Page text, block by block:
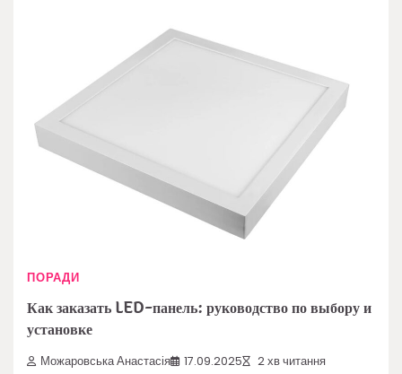
ПОРАДИ
Как заказать LED-панель: руководство по выбору и
установке
Можаровська Анастасія 17.09.2025 2 хв читання